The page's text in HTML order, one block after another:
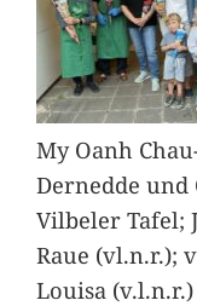
My Oanh
Dernedde und
Vilbeler Tafel;
Raue (vl.n.r.);
Louisa (v.l.n.r.)